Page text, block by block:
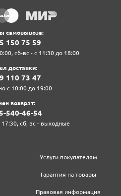
самовывоза:
1‍5‍0‍ 7‍5‍ 5‍9‍
сб-вс - с 11:30 до 18:00
доставки:
1‍1‍0‍ 7‍3‍ 4‍7‍
с 10:00 до 19:00
возврат:
5‍4‍0‍-4‍6‍-5‍4‍
17:30, сб, вс - выходные
Услуги покупателям
Гарантия на товары
Правовая информация